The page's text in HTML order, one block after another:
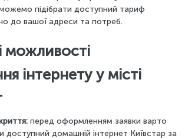
підібрати доступний тариф
до вашої адреси та потреб.
можливості
інтернету у місті
перед оформленням заявки варто
доступний домашній інтернет Київстар за